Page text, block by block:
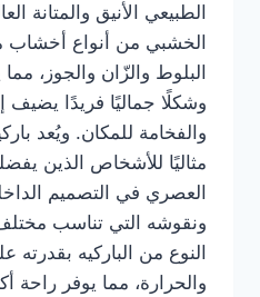
الطبيعي الأنيق والمتانة
الخشبي من أنواع أخشاب
البلوط والزّان والجوز،
وشكلًا جماليًا فريدًا
والفخامة للمكان. ويُعد
مثاليًا للأشخاص الذين
العصري في التصميم
ونقوشه التي تناسب مختلف
النوع من الباركيه
والحرارة، مما يوفر راحة